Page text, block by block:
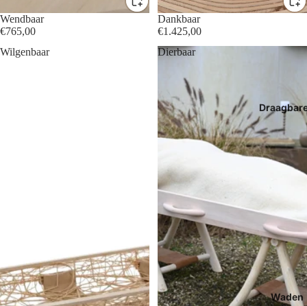
Waden
Wendbaar
€765,00
Dankbaar
€1.425,00
Wilgenbaar
Dierbaar